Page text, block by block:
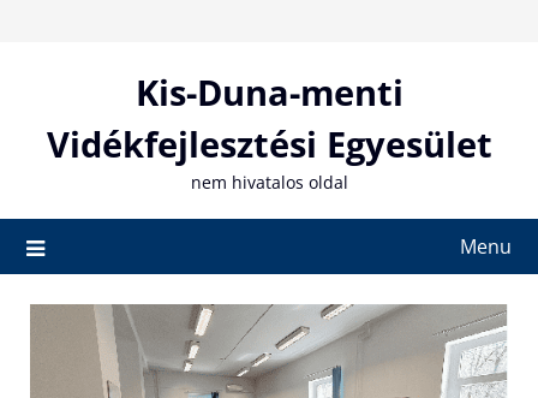
Kis-Duna-menti
Vidékfejlesztési Egyesület
nem hivatalos oldal
Menu